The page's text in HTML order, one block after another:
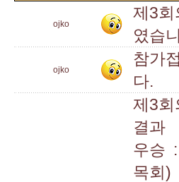
ojko
제3
였습
ojko
참가
다.
제3
결과
우승
목회)